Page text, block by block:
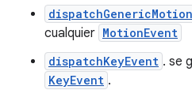
cualquier MotionEvent
dispatchKeyEvent . se
KeyEvent .